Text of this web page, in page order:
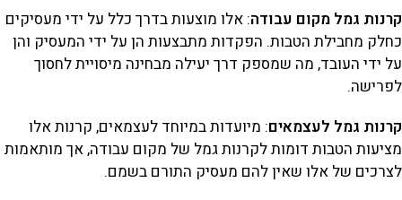
קרנות גמל מקום עבודה: אלו מוצעות בדרך כלל על ידי מעסיקים
כחלק מחבילת הטבות. הפקדות מתבצעות הן על ידי המעסיק והן
על ידי העובד, מה שמספק דרך יעילה מבחינה מיסויית לחסוך
לפרישה.
קרנות גמל לעצמאים: מיועדות במיוחד לעצמאים, קרנות אלו
מציעות הטבות דומות לקרנות גמל של מקום עבודה, אך מותאמות
לצרכים של אלו שאין להם מעסיק התורם בשמם.